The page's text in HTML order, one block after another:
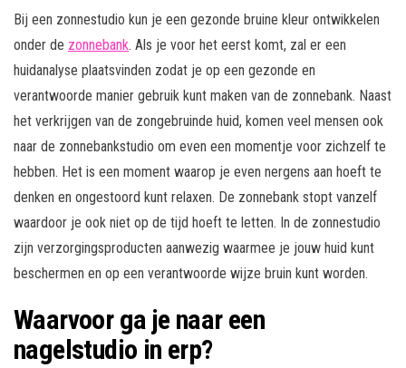
Bij een zonnestudio kun je een gezonde bruine kleur ontwikkelen
onder de zonnebank. Als je voor het eerst komt, zal er een
huidanalyse plaatsvinden zodat je op een gezonde en
verantwoorde manier gebruik kunt maken van de zonnebank. Naast
het verkrijgen van de zongebruinde huid, komen veel mensen ook
naar de zonnebankstudio om even een momentje voor zichzelf te
hebben. Het is een moment waarop je even nergens aan hoeft te
denken en ongestoord kunt relaxen. De zonnebank stopt vanzelf
waardoor je ook niet op de tijd hoeft te letten. In de zonnestudio
zijn verzorgingsproducten aanwezig waarmee je jouw huid kunt
beschermen en op een verantwoorde wijze bruin kunt worden.
Waarvoor ga je naar een
nagelstudio in erp?